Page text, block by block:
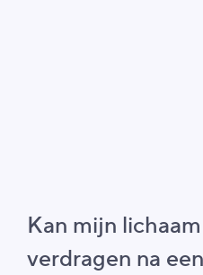
Kan mijn
verdragen na een